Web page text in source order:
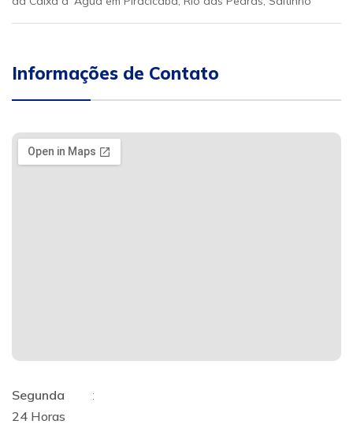
Informações de Contato
Segunda
:
24 Horas